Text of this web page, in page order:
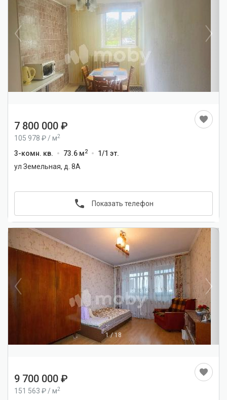
1/17
7 800 000
105 978 / м2
3-комн. кв. 73.6 м2
1/1 эт.
ул Земельная, д. 8А
Показать телефон
1/18
9 700 000
151 563 / м2